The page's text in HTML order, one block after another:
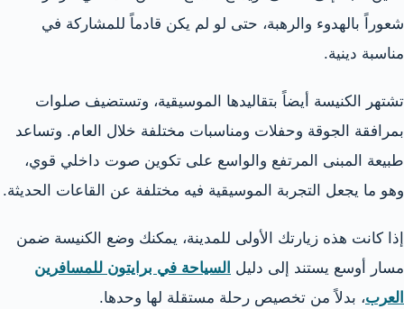
شعوراً بالهدوء والرهبة، حتى لو لم يكن قادماً للمشاركة في
مناسبة دينية.
تشتهر الكنيسة أيضاً بتقاليدها الموسيقية، وتستضيف صلوات
بمرافقة الجوقة وحفلات ومناسبات مختلفة خلال العام. وتساعد
طبيعة المبنى المرتفع والواسع على تكوين صوت داخلي قوي،
وهو ما يجعل التجربة الموسيقية فيه مختلفة عن القاعات الحديثة.
إذا كانت هذه زيارتك الأولى للمدينة، يمكنك وضع الكنيسة ضمن
مسار أوسع يستند إلى دليل السياحة في برايتون للمسافرين
العرب، بدلاً من تخصيص رحلة مستقلة لها وحدها.